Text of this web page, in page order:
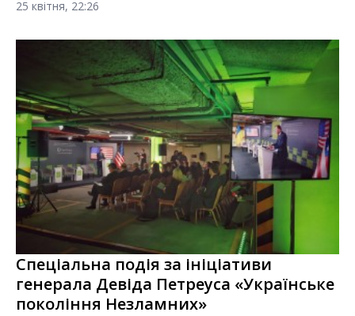
25 квітня, 22:26
Спеціальна подія за ініціативи
генерала Девіда Петреуса «Українське
покоління Незламних»